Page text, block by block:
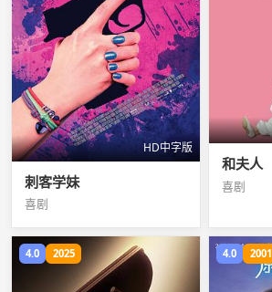
HD中字版
刺客学妹
喜剧
和夫人
喜剧
4.0 2025 4.0 2001